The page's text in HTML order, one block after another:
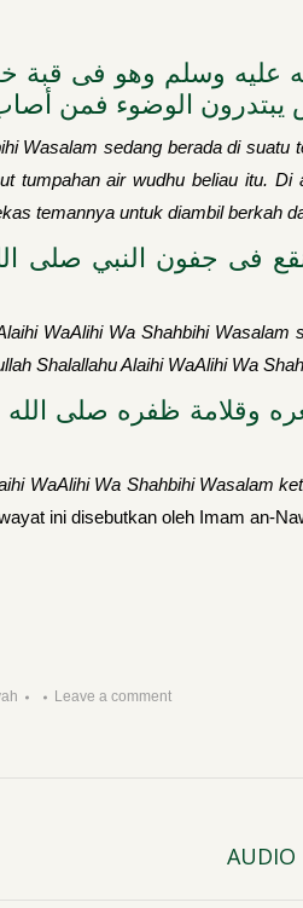
عليه وسلم وهو فى قبة
يبتدرون الوضوء فمن
Wasalam sedang berada di
tumpahan air wudhu beliau itu.
temannya untuk diambil berkah
فى جفون النبي صلى
WaAlihi Wa Shahbihi
Shalallahu Alaihi WaAlihi Wa
وقلامة ظفره صلى الله
WaAlihi Wa Shahbihi Wasalam
ini disebutkan oleh Imam an-
Leave a comment
AUDIO